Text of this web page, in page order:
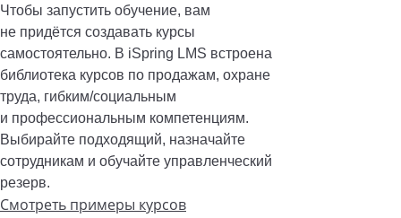
Чтобы запустить обучение, вам
не придётся создавать курсы
самостоятельно. В iSpring LMS встроена
библиотека курсов по продажам, охране
труда, гибким/социальным
и профессиональным компетенциям.
Выбирайте подходящий, назначайте
сотрудникам и обучайте управленческий
резерв.
Смотреть примеры курсов